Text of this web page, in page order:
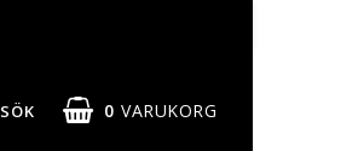
0 VARUKORG
SÖK